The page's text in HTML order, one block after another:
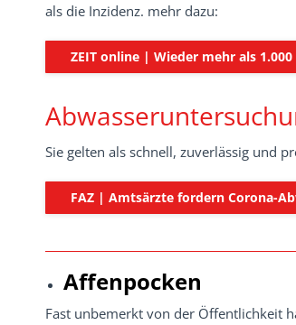
als die Inzidenz. mehr dazu:
ZEIT online | Wieder mehr als
Sie gelten als schnell, zuverlässig und
FAZ | Amtsärzte fordern Corona-
Affenpocken
Fast unbemerkt von der Öffentlichkeit